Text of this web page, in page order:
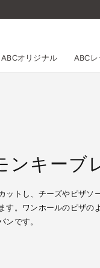
ABCオリジナル ABC
ンキーブ
ットし、チーズやピザソ
す。ワンホールのピザの
ンです。